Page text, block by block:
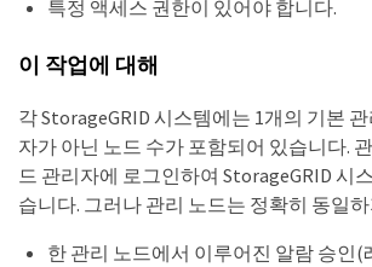
특정 액세스 권한이 있어야 합니다.
이 작업에 대해
각 StorageGRID 시스템에는 1개의 기본
자가 아닌 노드 수가 포함되어 있습니다.
드 관리자에 로그인하여 StorageGRID 시
습니다. 그러나 관리 노드는 정확히 동일
한 관리 노드에서 이루어진 알람 승인(